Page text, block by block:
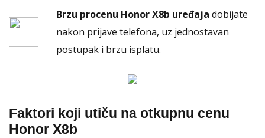
Brzu procenu Honor X8b uređaja dobijate
nakon prijave telefona, uz jednostavan
postupak i brzu isplatu.
Faktori koji utiču na otkupnu cenu
Honor X8b